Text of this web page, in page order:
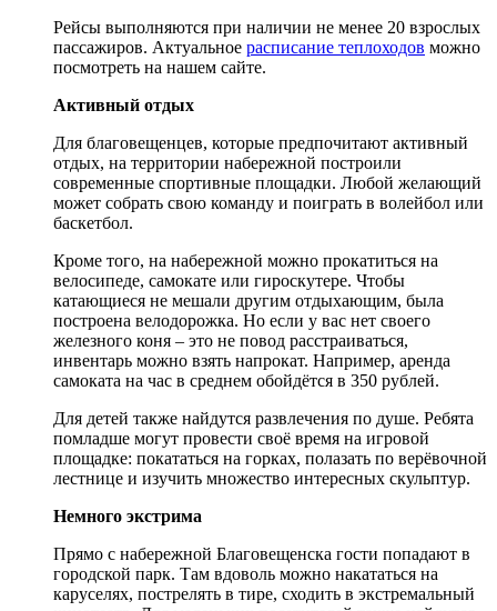
Рейсы выполняются при наличии не менее 20 взрослых
пассажиров. Актуальное расписание теплоходов можно
посмотреть на нашем сайте.
Активный отдых
Для благовещенцев, которые предпочитают активный
отдых, на территории набережной построили
современные спортивные площадки. Любой желающий
может собрать свою команду и поиграть в волейбол или
баскетбол.
Кроме того, на набережной можно прокатиться на
велосипеде, самокате или гироскутере. Чтобы
катающиеся не мешали другим отдыхающим, была
построена велодорожка. Но если у вас нет своего
железного коня – это не повод расстраиваться,
инвентарь можно взять напрокат. Например, аренда
самоката на час в среднем обойдётся в 350 рублей.
Для детей также найдутся развлечения по душе. Ребята
помладше могут провести своё время на игровой
площадке: покататься на горках, полазать по верёвочной
лестнице и изучить множество интересных скульптур.
Немного экстрима
Прямо с набережной Благовещенска гости попадают в
городской парк. Там вдоволь можно накататься на
каруселях, пострелять в тире, сходить в экстремальный